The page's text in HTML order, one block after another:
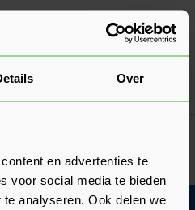
Over
en advertenties te
voor social media te bieden
analyseren. Ook delen we
7 afmetingen
andere klanten met dit
om een goed beeld te krijgen